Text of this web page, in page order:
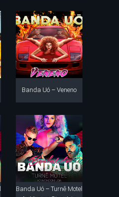
Banda Uó – Veneno
Banda Uó – Turnê Motel